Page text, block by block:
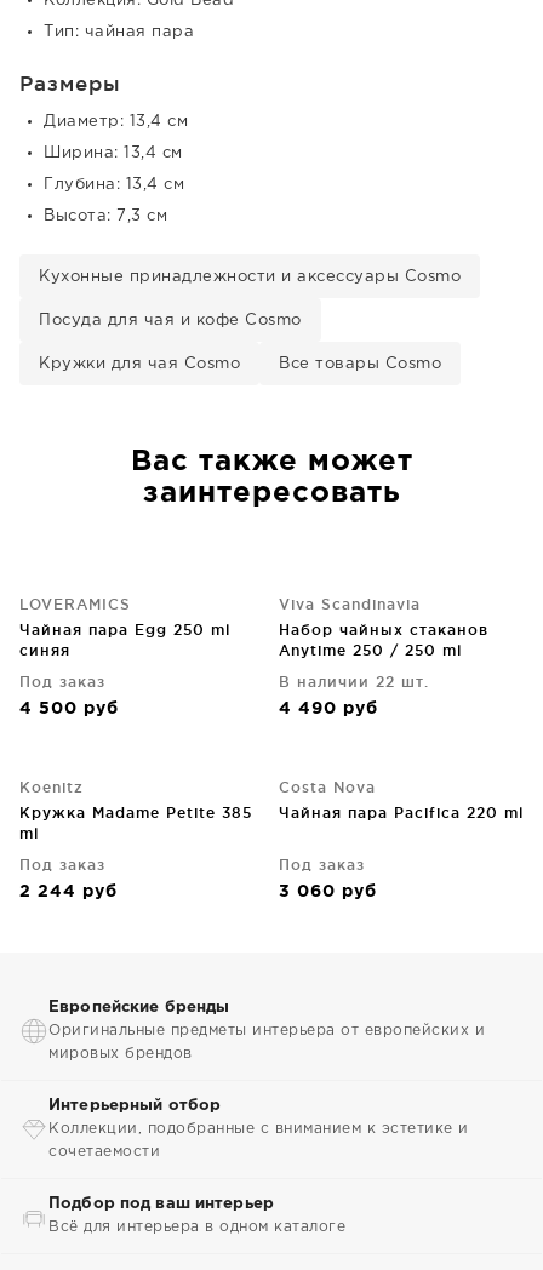
Тип: чайная пара
Размеры
Диаметр: 13,4 см
Ширина: 13,4 см
Глубина: 13,4 см
Высота: 7,3 см
Кухонные принадлежности и аксессуары Cosmo
Посуда для чая и кофе Cosmo
Кружки для чая Cosmo Все товары Cosmo
Вас также может
заинтересовать
LOVERAMICS
Чайная пара Egg 250 ml
синяя
Под заказ
4 500 руб
Viva Scandinavia
Набор чайных стаканов
Anytime 250 / 250 ml
В наличии 22 шт.
4 490 руб
Koenitz
Кружка Madame Petite 385
ml
Под заказ
2 244 руб
Costa Nova
Чайная пара Pacifica 220 ml
Под заказ
3 060 руб
Европейские бренды
Оригинальные предметы интерьера от европейских и
мировых брендов
Интерьерный отбор
Коллекции, подобранные с вниманием к эстетике и
сочетаемости
Подбор под ваш интерьер
Всё для интерьера в одном каталоге